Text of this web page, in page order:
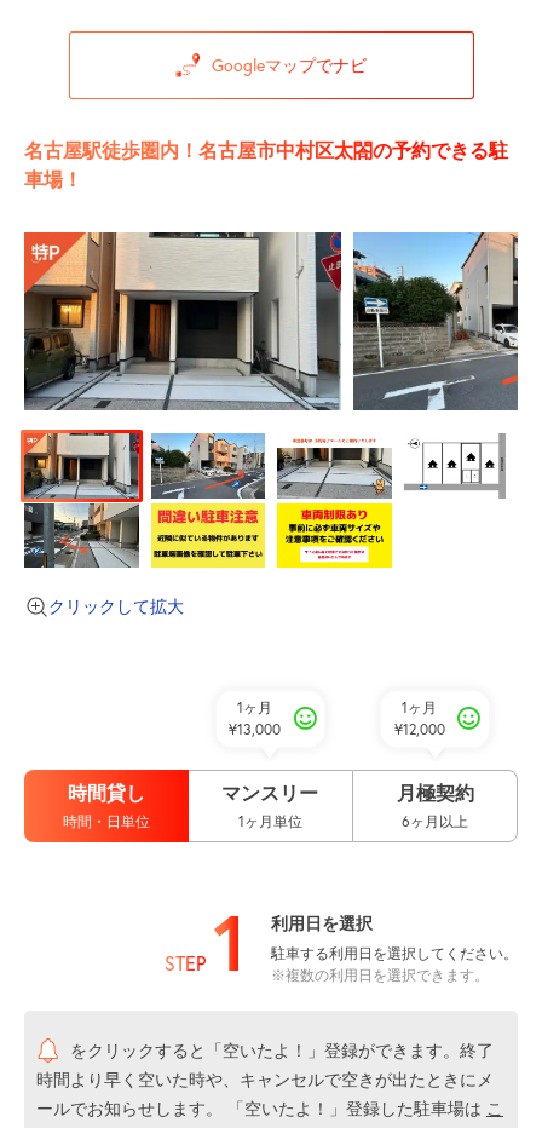
Googleマップでナビ
名古屋駅徒歩圏内！名古屋市中村区太閤の予約できる駐
車場！
クリックして拡大
時間貸し
時間・日単位
1ヶ月
¥13,000
マンスリー
1ヶ月単位
1ヶ月
¥12,000
月極契約
6ヶ月以上
STEP 1 利用日を選択
駐車する利用日を選択してください。
※複数の利用日を選択できます。
をクリックすると「空いたよ！」登録ができます。終了
時間より早く空いた時や、キャンセルで空きが出たときにメ
ールでお知らせします。 「空いたよ！」登録した駐車場は こ